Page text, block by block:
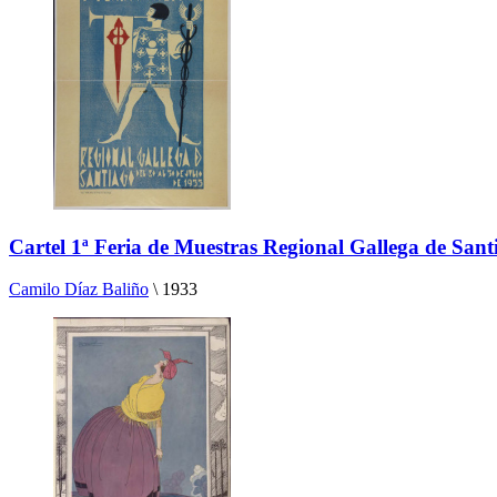
Cartel 1ª Feria de Muestras Regional Gallega de
Camilo Díaz Baliño \ 1933